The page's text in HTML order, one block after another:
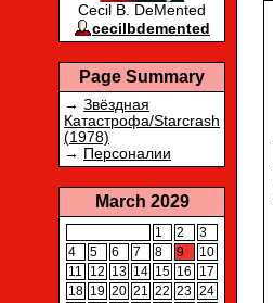
Cecil B. DeMented
cecilbdemented
Page Summary
→ Звёздная
Катастрофа/Starcrash
(1978)
→ Персоналии
March 2029
1 2
3
4
5 6 7 8 9
10
11
12 13 14 15 16
17
18 19 20 21 22 23 24